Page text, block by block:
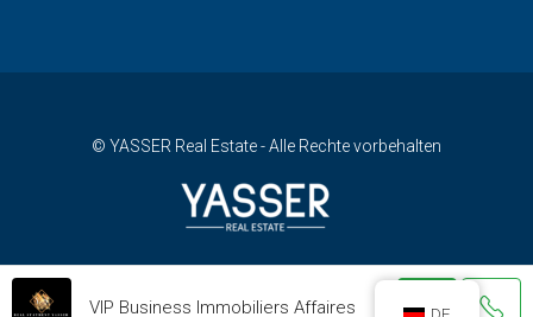
© YASSER Real Estate - Alle Rechte vorbehalten
VIP Business Immobiliers Affaires